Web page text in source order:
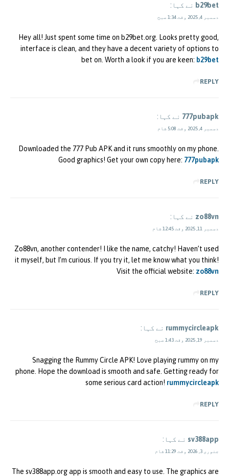
b29bet نے کہا:
دسمبر 4, 2025 وقت 1:34 صبح
Hey all! Just spent some time on b29bet.org. Looks pretty good,
interface is clean, and they have a decent variety of options to
bet on. Worth a look if you are keen: b29bet
REPLY
777pubapk نے کہا:
دسمبر 4, 2025 وقت 5:08 شام
Downloaded the 777 Pub APK and it runs smoothly on my phone.
Good graphics! Get your own copy here: 777pubapk
REPLY
zo88vn نے کہا:
دسمبر 11, 2025 وقت 12:45 شام
Zo88vn, another contender! I like the name, catchy! Haven’t used
it myself, but I’m curious. If you try it, let me know what you think!
Visit the official website: zo88vn
REPLY
rummycircleapk نے کہا:
دسمبر 19, 2025 وقت 1:43 صبح
Snagging the Rummy Circle APK! Love playing rummy on my
phone. Hope the download is smooth and safe. Getting ready for
some serious card action! rummycircleapk
REPLY
sv388app نے کہا:
جنوری 3, 2026 وقت 11:29 شام
The sv388app.org app is smooth and easy to use. The graphics are